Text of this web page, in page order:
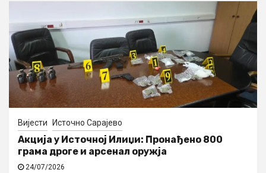
Вијести Источно Сарајево
Акција у Источној Илиџи: Пронађено 800
грама дроге и арсенал оружја
24/07/2026